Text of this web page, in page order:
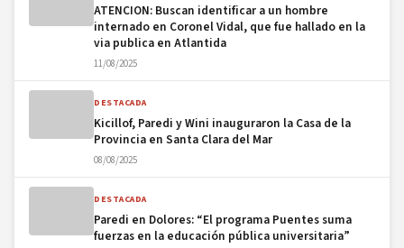
ATENCION: Buscan identificar a un hombre
internado en Coronel Vidal, que fue hallado en la
via publica en Atlantida
11/08/2025
DESTACADA
Kicillof, Paredi y Wini inauguraron la Casa de la
Provincia en Santa Clara del Mar
08/08/2025
DESTACADA
Paredi en Dolores: “El programa Puentes suma
fuerzas en la educación pública universitaria”